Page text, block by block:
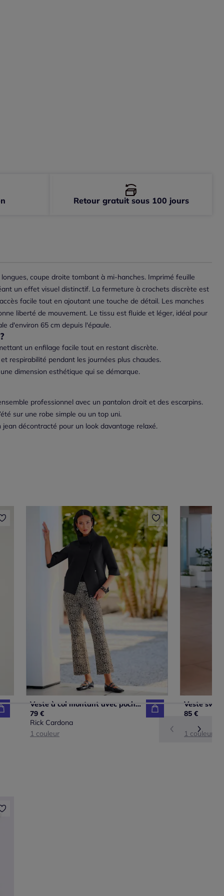
coupe droite tombant à mi-hanches. Imprimé feuille
un effet visuel distinctif. La fermeture à crochets discrète est
facile tout en ajoutant une touche de détail. Les manches
liberté de mouvement. Le tissu est fluide et léger, idéal pour
d'environ 65 cm depuis l'épaule.
un enfilage facile tout en restant discrète.
respirabilité pendant les journées plus chaudes.
dimension esthétique qui se démarque.
professionnel avec un pantalon droit et des escarpins.
sur une robe simple ou un top uni.
décontracté pour un look davantage relaxé.
Retour gratuit sous 100 jours
Veste à col montant avec poches et manches 3/4
79 €
Rick Cardona
1 couleur
85 €
1 couleur